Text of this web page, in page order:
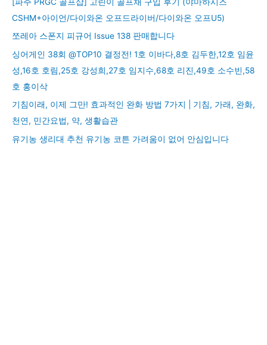
CSHM+아이언/다이와온 오프드라이버/다이와온 오프U5)
쪼레아 스폰지 피규어 Issue 138 판매합니다
싱어게인 38회 @TOP10 결정전! 1호 이바다,8호 김두한,12호 임윤
성,16호 호림,25호 강성희,27호 임지수,68호 리진,49호 소수빈,58
호 홍이삭
기침이래, 이제 그만! 효과적인 완화 방법 7가지 | 기침, 가래, 완화,
천연, 민간요법, 약, 생활습관
유기농 생리대 추천 유기농 코튼 가려움이 없어 안심입니다